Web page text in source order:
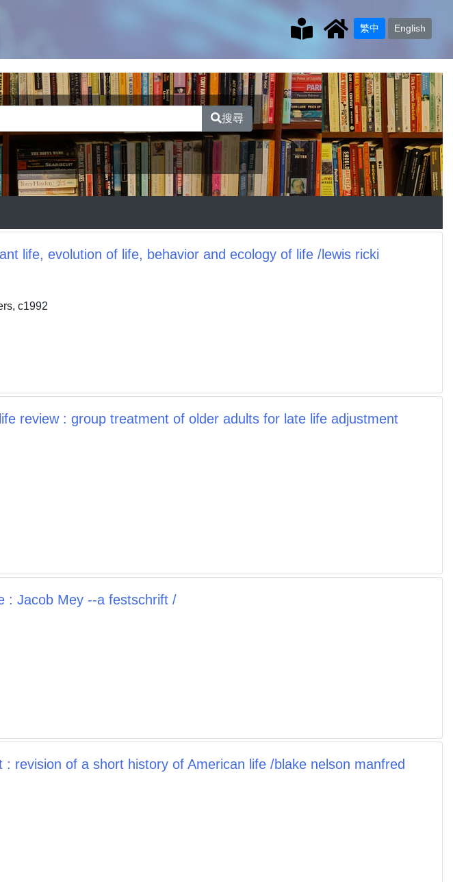
繁中 English
搜尋
life, evolution of life, behavior and ecology of life /lewis ricki
c1992
review : group treatment of older adults for late life adjustment
: Jacob Mey --a festschrift /
revision of a short history of American life /blake nelson manfred